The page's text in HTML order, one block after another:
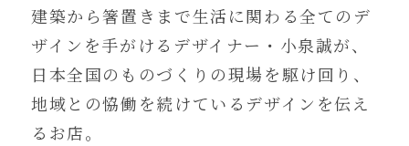
建築から箸置きまで生活に関わる全てのデ
ザインを手がけるデザイナー・小泉誠が、
日本全国のものづくりの現場を駆け回り、
地域との恊働を続けているデザインを伝え
るお店。